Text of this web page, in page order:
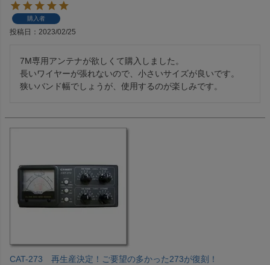
購入者
投稿日 2023/02/25
7M専用アンテナが欲しくて購入しました。
長いワイヤーが張れないので、小さいサイズが良いです。
狭いバンド幅でしょうが、使用するのが楽しみです。
CAT-273 再生産決定！ご要望の多かった273が復刻！